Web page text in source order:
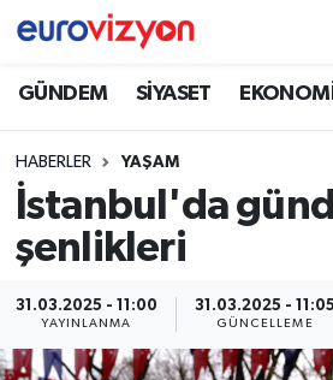
GÜNDEM SİYASET EKONOMİ
HABERLER YAŞAM
İstanbul'da
şenlikleri
31.03.2025 - 11:00
YAYINLANMA
31.03.2025 - 11:05
GÜNCELLEME